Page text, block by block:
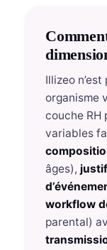
Illizeo
organisme
couche RH
variables
âges),
workflow
parental)